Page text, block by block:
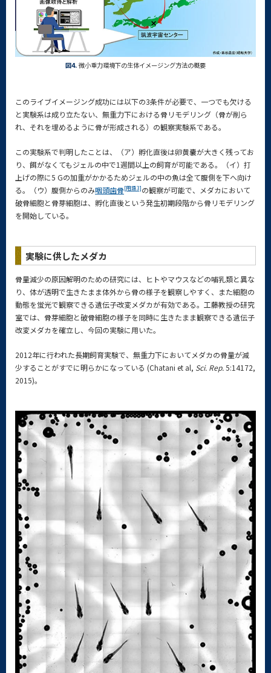
図4. 微小重力環境下の生体イメージング方法の概要
このライブイメージング成功には以下の3条件が必要で、一つでも欠ける
と実験系は成り立たない、無重力下における骨リモデリング（骨が削ら
れ、それを埋めるように骨が形成される）の観察実験系である。
この実験系で判明したことは、（ア）孵化直後は卵黄嚢が大きく残ってお
り、餌がなくてもジェルの中で1週間以上の飼育が可能である。（イ）打
上げの際に5 Gの加重がかかるためジェルの中の魚は全て腹側を下へ向け
る。（ウ）腹側からのみ咽頭歯骨[用語3]の観察が可能で、メダカにおいて
破骨細胞と骨芽細胞は、孵化直後という発生初期段階から骨リモデリング
を開始している。
実験に供したメダカ
骨量減少の原因解明のための研究には、ヒトやマウスなどの哺乳類と異な
り、体が透明で生きたまま体外から骨の様子を観察しやすく、また細胞の
動態を蛍光で観察できる遺伝子改変メダカが有効である。工藤教授の研究
室では、骨芽細胞と破骨細胞の様子を同時に生きたまま観察できる遺伝子
改変メダカを確立し、今回の実験に用いた。
2012年に行われた長期飼育実験で、無重力下においてメダカの骨量が減
少することがすでに明らかになっている (Chatani et al, Sci. Rep.5:14172,
2015)。